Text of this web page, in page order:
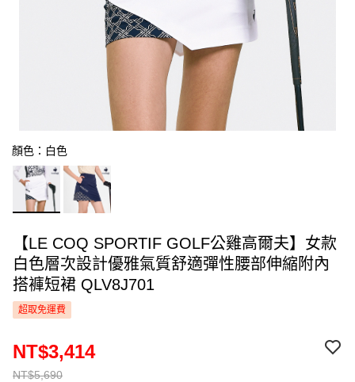
顏色：白色
【LE COQ SPORTIF GOLF公雞高爾夫】女款
白色層次設計優雅氣質舒適彈性腰部伸縮附內
搭褲短裙 QLV8J701
超取免運費
NT$5,690
NT$3,414